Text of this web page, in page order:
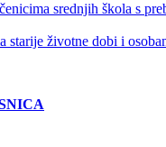
srednjih škola s
starije životne dobi i